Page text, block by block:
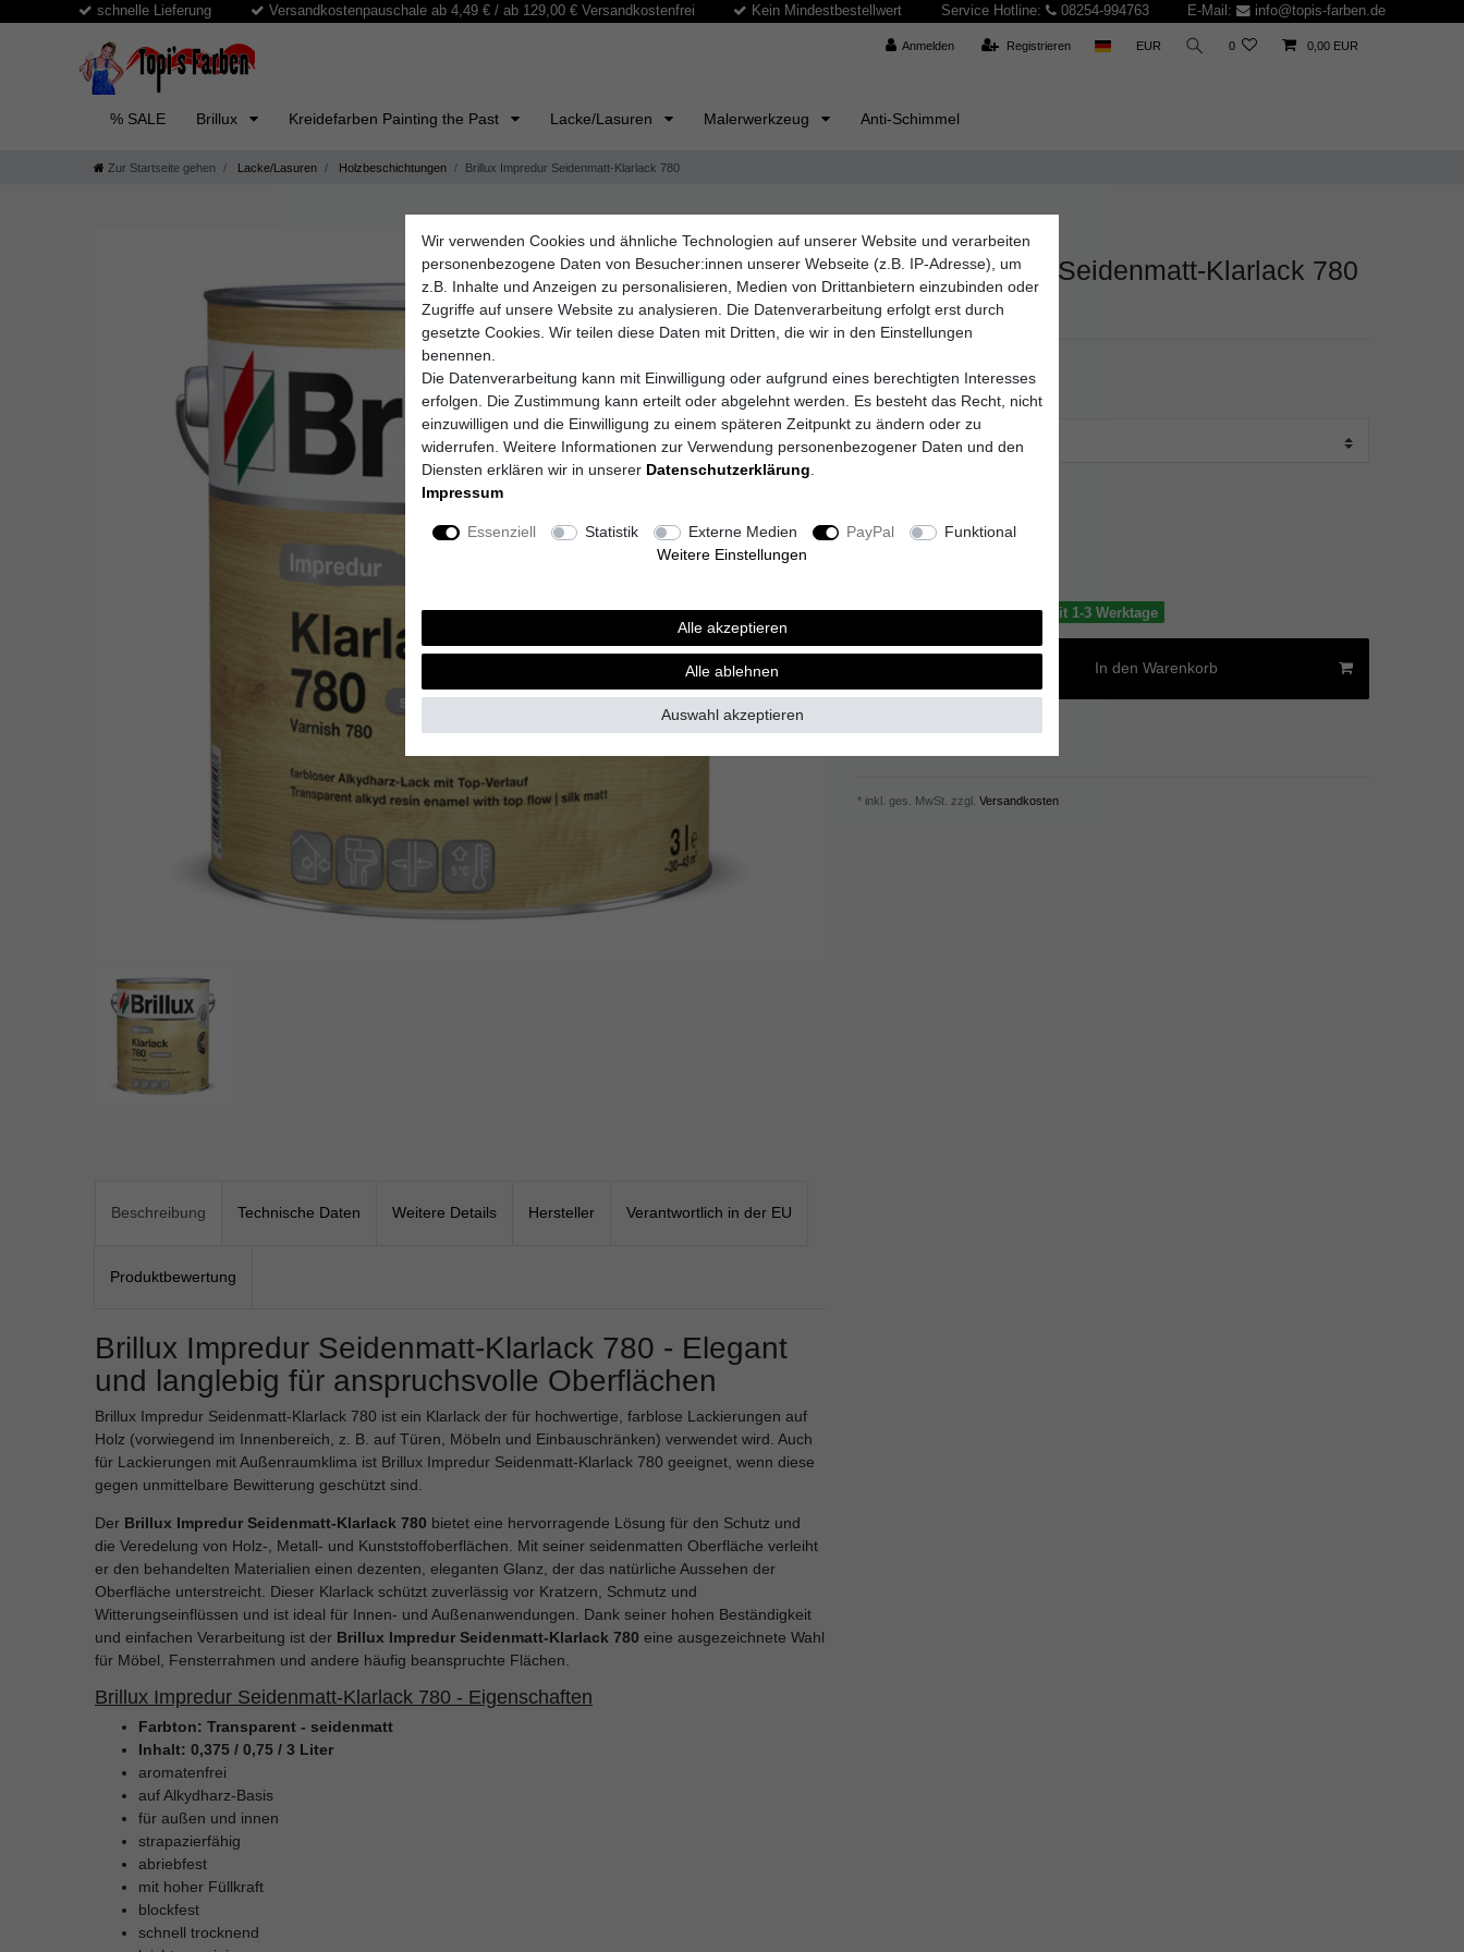
schnelle Lieferung Versandkostenpauschale ab 4,49 € / ab 129,00 € Versandkostenfrei Kein Mindestbestellwert Service Hotline: 08254-994763 E-Mail: info@topis-farben.de
Anmelden Registrieren EUR 0 0,00 EUR
% SALE Brillux Kreidefarben Painting the Past Lacke/Lasuren Malerwerkzeug Anti-Schimmel
Zur Startseite gehen Lacke/Lasuren Holzbeschichtungen Brillux Impredur Seidenmatt-Klarlack 780
Brillux GmbH & Co.KG
Brillux Impredur Seidenmatt-Klarlack 780
GEBINDE
Sofort versandfertig, Lieferzeit 1-3 Werktage
In den Warenkorb
* inkl. ges. MwSt. zzgl. Versandkosten
Beschreibung Technische Daten Weitere Details Hersteller Verantwortlich in der EU
Produktbewertung
Brillux Impredur Seidenmatt-Klarlack 780 - Elegant
und langlebig für anspruchsvolle Oberflächen
Brillux Impredur Seidenmatt-Klarlack 780 ist ein Klarlack der für hochwertige, farblose Lackierungen auf
Holz (vorwiegend im Innenbereich, z. B. auf Türen, Möbeln und Einbauschränken) verwendet wird. Auch
für Lackierungen mit Außenraumklima ist Brillux Impredur Seidenmatt-Klarlack 780 geeignet, wenn diese
gegen unmittelbare Bewitterung geschützt sind.
Der Brillux Impredur Seidenmatt-Klarlack 780 bietet eine hervorragende Lösung für den Schutz und
die Veredelung von Holz-, Metall- und Kunststoffoberflächen. Mit seiner seidenmatten Oberfläche verleiht
er den behandelten Materialien einen dezenten, eleganten Glanz, der das natürliche Aussehen der
Oberfläche unterstreicht. Dieser Klarlack schützt zuverlässig vor Kratzern, Schmutz und
Witterungseinflüssen und ist ideal für Innen- und Außenanwendungen. Dank seiner hohen Beständigkeit
und einfachen Verarbeitung ist der Brillux Impredur Seidenmatt-Klarlack 780 eine ausgezeichnete Wahl
für Möbel, Fensterrahmen und andere häufig beanspruchte Flächen.
Brillux Impredur Seidenmatt-Klarlack 780 - Eigenschaften
Farbton: Transparent - seidenmatt
Inhalt: 0,375 / 0,75 / 3 Liter
aromatenfrei
auf Alkydharz-Basis
für außen und innen
strapazierfähig
abriebfest
mit hoher Füllkraft
blockfest
schnell trocknend
Wir verwenden Cookies und ähnliche Technologien auf unserer Website und verarbeiten
personenbezogene Daten von Besucher:innen unserer Webseite (z.B. IP-Adresse), um
z.B. Inhalte und Anzeigen zu personalisieren, Medien von Drittanbietern einzubinden oder
Zugriffe auf unsere Website zu analysieren. Die Datenverarbeitung erfolgt erst durch
gesetzte Cookies. Wir teilen diese Daten mit Dritten, die wir in den Einstellungen
benennen.
Die Datenverarbeitung kann mit Einwilligung oder aufgrund eines berechtigten Interesses
erfolgen. Die Zustimmung kann erteilt oder abgelehnt werden. Es besteht das Recht, nicht
einzuwilligen und die Einwilligung zu einem späteren Zeitpunkt zu ändern oder zu
widerrufen. Weitere Informationen zur Verwendung personenbezogener Daten und den
Diensten erklären wir in unserer Daten­schutz­erklärung
Impressum
Essenziell Statistik Externe Medien PayPal
Funktional
Weitere Einstellungen
Alle akzeptieren
Alle ablehnen
Auswahl akzeptieren